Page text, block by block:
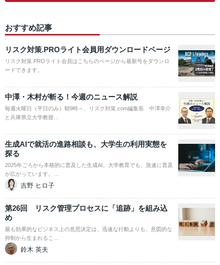
おすすめ記事
リスク対策.PROライト会員用ダウンロードページ
リスク対策.PROライト会員はこちらのページから最新号をダウンロ
ードできます。
中澤・木村が斬る！今週のニュース解説
毎週火曜日（平日のみ）朝9時～、リスク対策.com編集長 中澤幸介
と兵庫県立大学教授…
生成AIで就活の進路相談も、大学生の利用実態を
探る
2025年ごろから本格的に普及した生成AI。大学教育でも、急速に普及
が広がっています。…
吉野 ヒロ子
第26回 リスク管理プロセスに「追跡」を組み込
め
最も効果的なビジネス上の意思決定は、迅速な行動よりも、意図的な
抑制から生まれるこ…
鈴木 英夫